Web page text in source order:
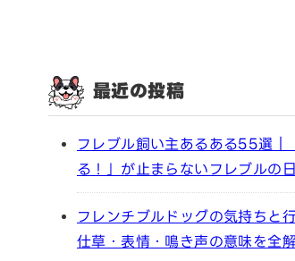
最近の投稿
フレブル飼い主あるある55選｜
る！」が止まらないフレブルの
フレンチブルドッグの気持ちと
仕草・表情・鳴き声の意味を全